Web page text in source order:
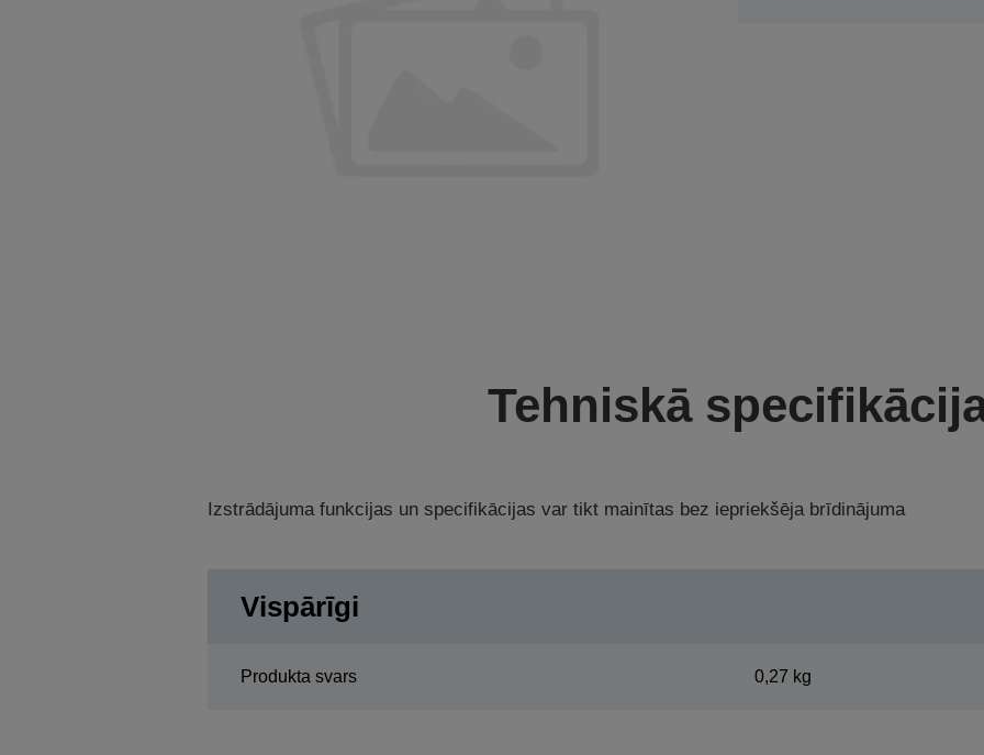
Tehniskā
Izstrādājuma funkcijas un specifikācijas var tikt mainītas bez iepriekšēja brīdinājuma
Vispārīgi
Produkta svars 0,27 kg